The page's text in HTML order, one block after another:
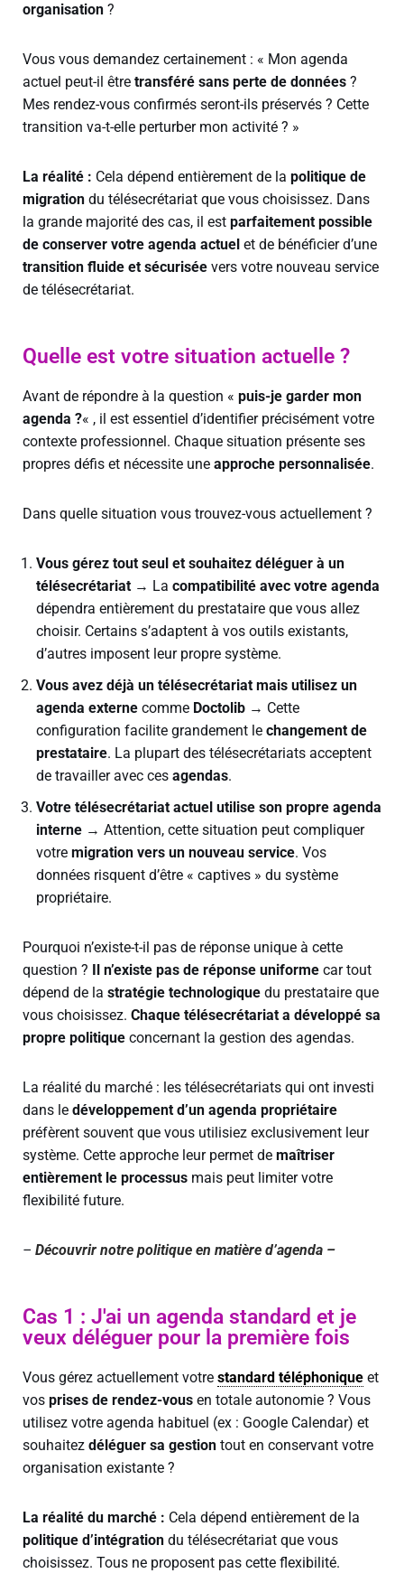
organisation ?
Vous vous demandez certainement : « Mon agenda
actuel peut-il être transféré sans perte de données ?
Mes rendez-vous confirmés seront-ils préservés ? Cette
transition va-t-elle perturber mon activité ? »
La réalité : Cela dépend entièrement de la politique de
migration du télésecrétariat que vous choisissez. Dans
la grande majorité des cas, il est parfaitement possible
de conserver votre agenda actuel et de bénéficier d’une
transition fluide et sécurisée vers votre nouveau service
de télésecrétariat.
Quelle est votre situation actuelle ?
Avant de répondre à la question « puis-je garder mon
agenda ?« , il est essentiel d’identifier précisément votre
contexte professionnel. Chaque situation présente ses
propres défis et nécessite une approche personnalisée.
Dans quelle situation vous trouvez-vous actuellement ?
Vous gérez tout seul et souhaitez déléguer à un
télésecrétariat → La compatibilité avec votre agenda
dépendra entièrement du prestataire que vous allez
choisir. Certains s’adaptent à vos outils existants,
d’autres imposent leur propre système.
Vous avez déjà un télésecrétariat mais utilisez un
agenda externe comme Doctolib → Cette
configuration facilite grandement le changement de
prestataire. La plupart des télésecrétariats acceptent
de travailler avec ces agendas.
Votre télésecrétariat actuel utilise son propre agenda
interne → Attention, cette situation peut compliquer
votre migration vers un nouveau service. Vos
données risquent d’être « captives » du système
propriétaire.
Pourquoi n’existe-t-il pas de réponse unique à cette
question ? Il n’existe pas de réponse uniforme car tout
dépend de la stratégie technologique du prestataire que
vous choisissez. Chaque télésecrétariat a développé sa
propre politique concernant la gestion des agendas.
La réalité du marché : les télésecrétariats qui ont investi
dans le développement d’un agenda propriétaire
préfèrent souvent que vous utilisiez exclusivement leur
système. Cette approche leur permet de maîtriser
entièrement le processus mais peut limiter votre
flexibilité future.
– Découvrir notre politique en matière d’agenda –
Cas 1 : J'ai un agenda standard et je
veux déléguer pour la première fois
Vous gérez actuellement votre standard téléphonique et
vos prises de rendez-vous en totale autonomie ? Vous
utilisez votre agenda habituel (ex : Google Calendar) et
souhaitez déléguer sa gestion tout en conservant votre
organisation existante ?
La réalité du marché : Cela dépend entièrement de la
politique d’intégration du télésecrétariat que vous
choisissez. Tous ne proposent pas cette flexibilité.